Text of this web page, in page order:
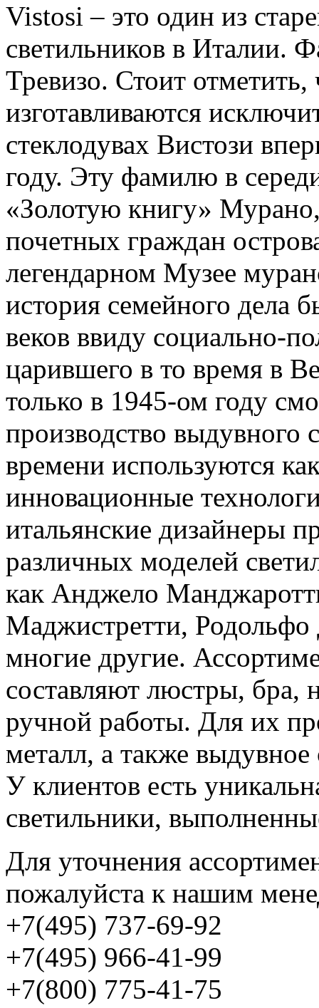
Vistosi – это один из
светильников в Италии.
Тревизо. Стоит отметить,
изготавливаются
стеклодувах Вистози
году. Эту фамилю в
«Золотую книгу»
почетных граждан
легендарном Музее
история семейного дела
веков ввиду социально-
царившего в то время в
только в 1945-ом году
производство выдувного
времени используются
инновационные
итальянские дизайнеры
различных моделей
как Анджело
Маджистретти, Родольфо
многие другие.
составляют люстры, бра,
ручной работы. Для их
металл, а также выдувное
У клиентов есть
светильники,
Для уточнения
пожалуйста к нашим
+7(495) 737-69-92
+7(495) 966-41-99
+7(800) 775-41-75